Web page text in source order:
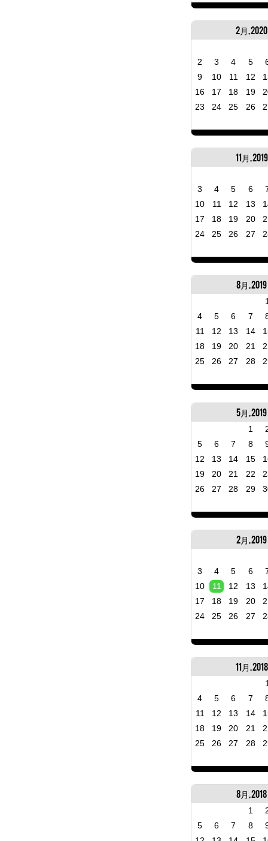
2月, 2020
2 3 4 5
9
10 11 12
16
17 18 19
23
24 25 26
11月, 2019
3 4 5 6
10
11 12 13
17
18 19 20
24
25 26 27
8月, 2019
4
5 6 7
11
12 13 14
18
19 20 21
25
26 27 28
5月, 2019
1
5
6 7 8
12
13 14 15
19
20 21 22
26
27 28 29
2月, 2019
3 4 5 6
10
11 12 13
17
18 19 20
24
25 26 27
11月, 2018
4
5 6 7
11
12 13 14
18
19 20 21
25
26 27 28
8月, 2018
1
5
6 7 8